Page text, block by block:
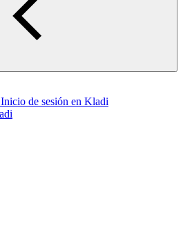
de sesión en Kladi